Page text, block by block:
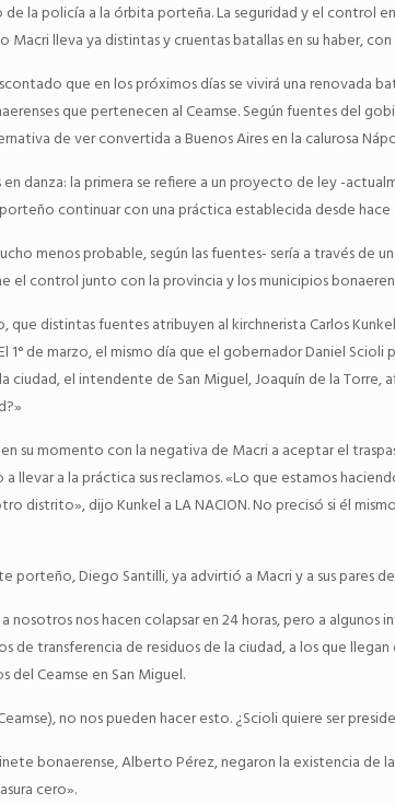
de la policía a la órbita porteña. La seguridad y el control
Macri lleva ya distintas y cruentas batallas en su haber,
que en los próximos días se vivirá una renovada
que pertenecen al Ceamse. Según fuentes del
de ver convertida a Buenos Aires en la calurosa
en danza: la primera se refiere a un proyecto de ley -
continuar con una práctica establecida desde hace
menos probable, según las fuentes- sería a través de
el control junto con la provincia y los municipios
distintas fuentes atribuyen al kirchnerista Carlos
1° de marzo, el mismo día que el gobernador Daniel
ciudad, el intendente de San Miguel, Joaquín de la
su momento con la negativa de Macri a aceptar el
llevar a la práctica sus reclamos. «Lo que estamos
distrito», dijo Kunkel a LA NACION. No precisó si él
porteño, Diego Santilli, ya advirtió a Macri y a sus pares
nosotros nos hacen colapsar en 24 horas, pero a
de transferencia de residuos de la ciudad, a los que
del Ceamse en San Miguel.
no nos pueden hacer esto. ¿Scioli quiere ser
bonaerense, Alberto Pérez, negaron la existencia
cero».